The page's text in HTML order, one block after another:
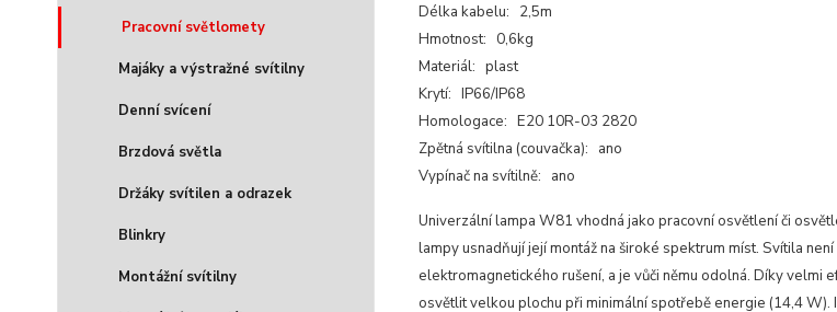
Pracovní světlomety
Majáky a výstražné svítilny
Denní svícení
Brzdová světla
Držáky svítilen a odrazek
Blinkry
Montážní svítilny
Délka kabelu: 2,5m
Hmotnost: 0,6kg
Materiál: plast
Krytí: IP66/IP68
Homologace: E20 10R-03 2820
Zpětná svítilna (couvačka): ano
Vypínač na svítilně: ano
Univerzální lampa W81 vhodná jako pracovní osvětlení či
lampy usnadňují její montáž na široké spektrum míst. Svítila
elektromagnetického rušení, a je vůči němu odolná. Díky velmi
osvětlit velkou plochu při minimální spotřebě energie (14,4 W).